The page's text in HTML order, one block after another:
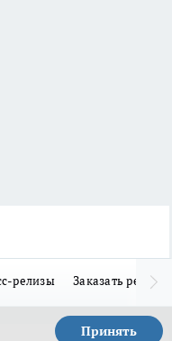
релизы Заказать
Принять